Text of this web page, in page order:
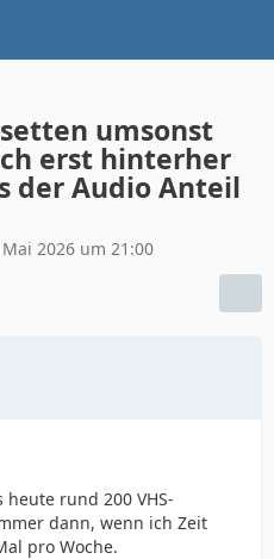
umsonst
erst hinterher
der Audio Anteil
2026 um 21:00
rund 200 VHS-
dann, wenn ich Zeit
pro Woche.